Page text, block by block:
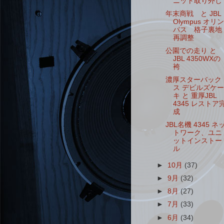
年末商戦 と JBL
Olympus オリン
パス 格子裏地
再調整
公園での走り と
JBL 4350WXの
袴
濃厚スターバック
ス デビルズケー
キ と 重厚JBL
4345 レストア
成
JBL名機 4345 ネ
トワーク、ユニ
ットインストー
ル
► 10月 (37)
►9月 (32)
►8月(27)
►7月 (33)
►6月 (34)